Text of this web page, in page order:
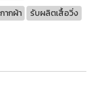
ากผ้า
รับผลิตเสื้อวิ่ง